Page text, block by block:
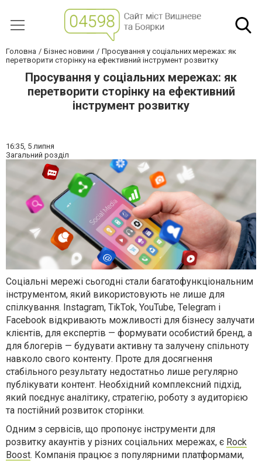
Головна Бізнес новини
Просування у соціальних мережах: як
перетворити сторінку на ефективний інструмент розвитку
Просування у соціальних мережах: як
перетворити сторінку на ефективний
інструмент розвитку
16:35, 5 липня
Загальний розділ
Соціальні мережі сьогодні стали багатофункціональним
інструментом, який використовують не лише для
спілкування. Instagram, TikTok, YouTube, Telegram і
Facebook відкривають можливості для бізнесу залучати
клієнтів, для експертів — формувати особистий бренд, а
для блогерів — будувати активну та залучену спільноту
навколо свого контенту. Проте для досягнення
стабільного результату недостатньо лише регулярно
публікувати контент. Необхідний комплексний підхід,
який поєднує аналітику, стратегію, роботу з аудиторією
та постійний розвиток сторінки.
Одним з сервісів, що пропонує інструменти для
розвитку акаунтів у різних соціальних мережах, є Rock
Boost. Компанія працює з популярними платформами,